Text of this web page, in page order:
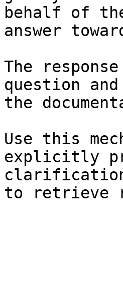
behalf of
answer
The
question
the
Use this
explicitly